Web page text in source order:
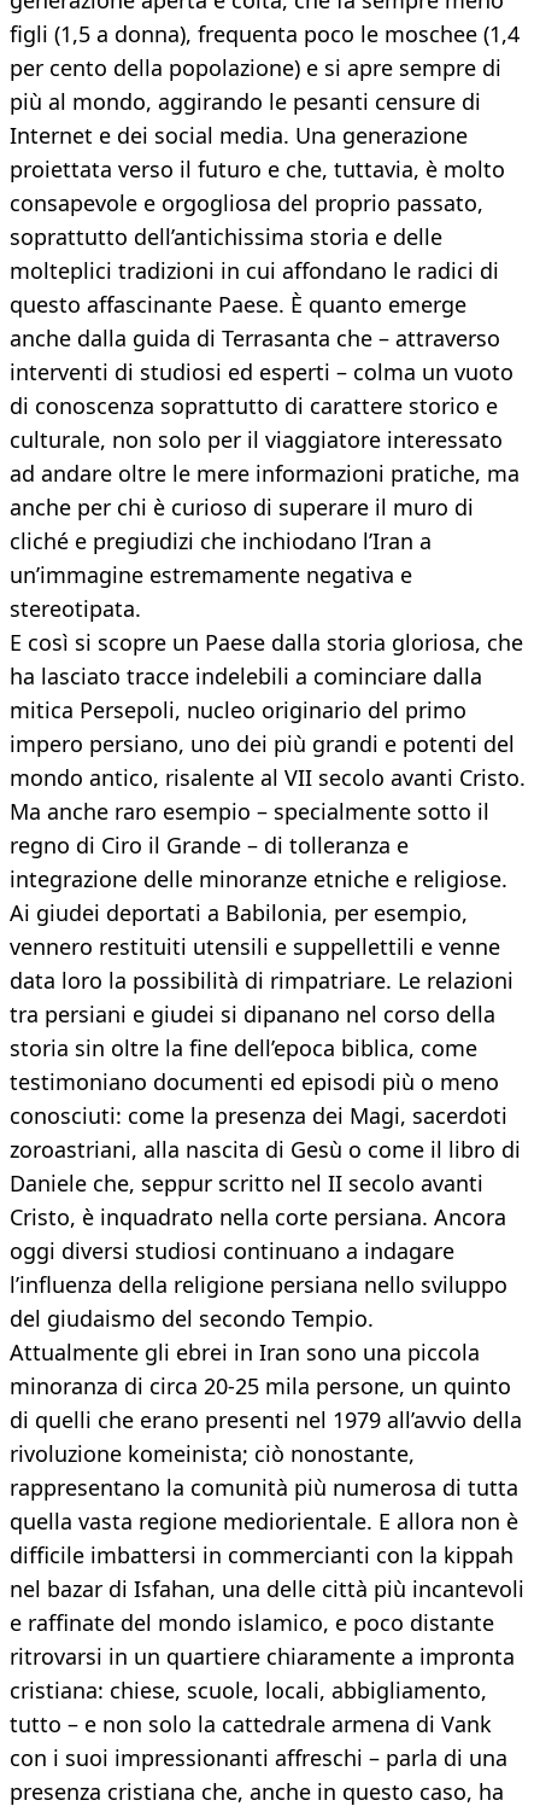
figli (1,5 a donna), frequenta poco le moschee (1,4
per cento della popolazione) e si apre sempre di
più al mondo, aggirando le pesanti censure di
Internet e dei social media. Una generazione
proiettata verso il futuro e che, tuttavia, è molto
consapevole e orgogliosa del proprio passato,
soprattutto dell’antichissima storia e delle
molteplici tradizioni in cui affondano le radici di
questo affascinante Paese. È quanto emerge
anche dalla guida di Terrasanta che – attraverso
interventi di studiosi ed esperti – colma un vuoto
di conoscenza soprattutto di carattere storico e
culturale, non solo per il viaggiatore interessato
ad andare oltre le mere informazioni pratiche, ma
anche per chi è curioso di superare il muro di
cliché e pregiudizi che inchiodano l’Iran a
un’immagine estremamente negativa e
stereotipata.
E così si scopre un Paese dalla storia gloriosa, che
ha lasciato tracce indelebili a cominciare dalla
mitica Persepoli, nucleo originario del primo
impero persiano, uno dei più grandi e potenti del
mondo antico, risalente al VII secolo avanti Cristo.
Ma anche raro esempio – specialmente sotto il
regno di Ciro il Grande – di tolleranza e
integrazione delle minoranze etniche e religiose.
Ai giudei deportati a Babilonia, per esempio,
vennero restituiti utensili e suppellettili e venne
data loro la possibilità di rimpatriare. Le relazioni
tra persiani e giudei si dipanano nel corso della
storia sin oltre la fine dell’epoca biblica, come
testimoniano documenti ed episodi più o meno
conosciuti: come la presenza dei Magi, sacerdoti
zoroastriani, alla nascita di Gesù o come il libro di
Daniele che, seppur scritto nel II secolo avanti
Cristo, è inquadrato nella corte persiana. Ancora
oggi diversi studiosi continuano a indagare
l’influenza della religione persiana nello sviluppo
del giudaismo del secondo Tempio.
Attualmente gli ebrei in Iran sono una piccola
minoranza di circa 20-25 mila persone, un quinto
di quelli che erano presenti nel 1979 all’avvio della
rivoluzione komeinista; ciò nonostante,
rappresentano la comunità più numerosa di tutta
quella vasta regione mediorientale. E allora non è
difficile imbattersi in commercianti con la kippah
nel bazar di Isfahan, una delle città più incantevoli
e raffinate del mondo islamico, e poco distante
ritrovarsi in un quartiere chiaramente a impronta
cristiana: chiese, scuole, locali, abbigliamento,
tutto – e non solo la cattedrale armena di Vank
con i suoi impressionanti affreschi – parla di una
presenza cristiana che, anche in questo caso, ha